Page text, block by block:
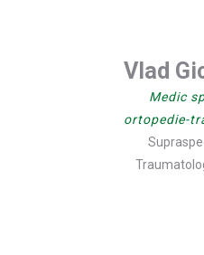
Vlad
Medic
ortopedie-